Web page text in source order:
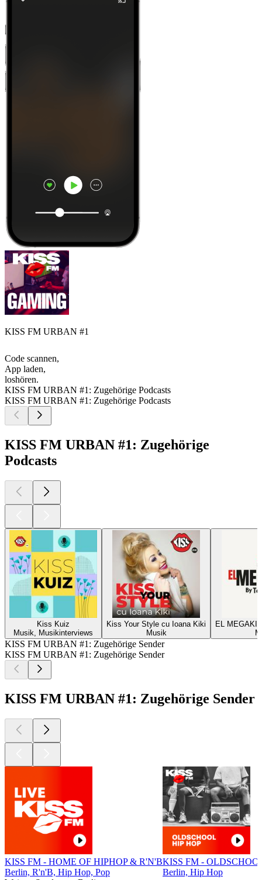
KISS FM URBAN #1
Code scannen,
App laden,
loshören.
KISS FM URBAN #1: Zugehörige Podcasts
KISS FM URBAN #1: Zugehörige Podcasts
KISS FM URBAN #1: Zugehörige
Podcasts
Kiss Kuiz
Musik, Musikinterviews
Kiss Your Style cu Ioana Kiki
Musik
EL
KISS FM URBAN #1: Zugehörige Sender
KISS FM URBAN #1: Zugehörige Sender
KISS FM URBAN #1: Zugehörige Sender
KISS FM - HOME OF HIPHOP & R'N'B
Berlin, R'n'B, Hip Hop, Pop
KISS FM -
Berlin, Hip Hop